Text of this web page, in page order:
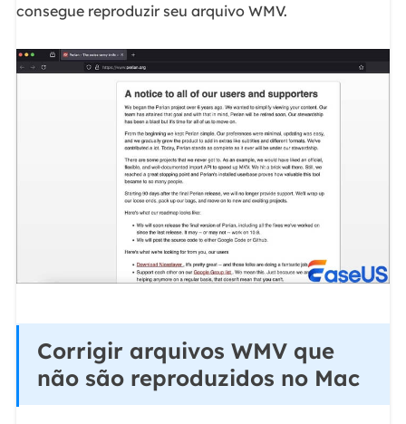
consegue reproduzir seu arquivo WMV.
Corrigir arquivos WMV que
não são reproduzidos no Mac